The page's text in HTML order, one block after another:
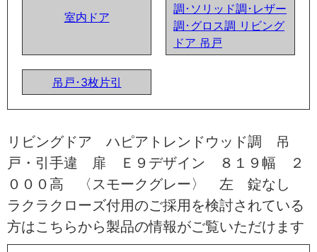
室内ドア
調･ソリッド調･レザー
調･グロス調 リビング
ドア 吊戸
吊戸･3枚片引
リビングドア ハピアトレンドウッド調 吊
戸・引手違 扉 Ｅ９デザイン ８１９幅 ２
０００高 〈スモークグレー〉 左 錠なし
ラクラクローズ付用のご採用を検討されている
方はこちらから製品の情報がご覧いただけます